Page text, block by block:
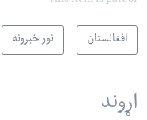
افغانستان نور خبرونه
اړوند